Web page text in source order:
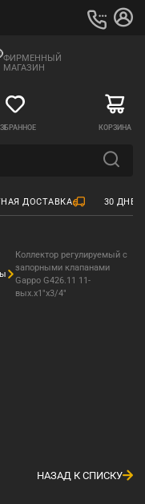
ФИРМЕННЫЙ
МАГАЗИН
КОРЗИНА
ДОСТАВКА 30
Коллектор регулируемый с
запорными клапанами
Gappo G426.11 11-
вых.x1"x3/4"
НАЗАД К СПИСКУ